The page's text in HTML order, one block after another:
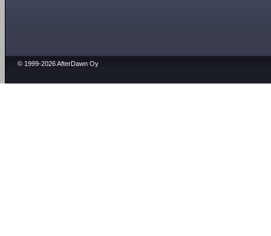
© 1999-2026 AfterDawn Oy